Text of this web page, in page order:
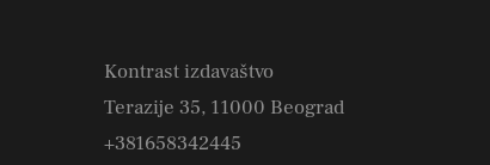
Kontrast izdavaštvo
Terazije 35, 11000 Beograd
+381658342445